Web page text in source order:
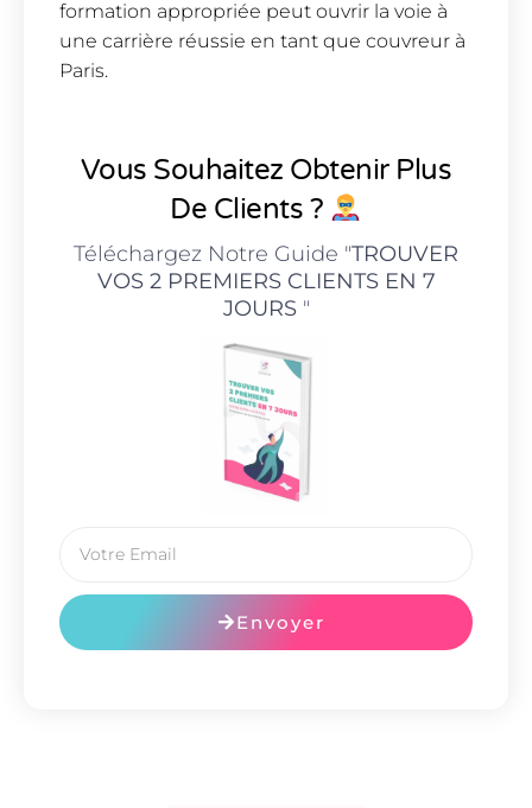
formation appropriée peut ouvrir la voie à
une carrière réussie en tant que couvreur à
Paris.
Vous Souhaitez Obtenir Plus
De Clients ?
Téléchargez Notre Guide "TROUVER
VOS 2 PREMIERS CLIENTS EN 7
JOURS"
Envoyer